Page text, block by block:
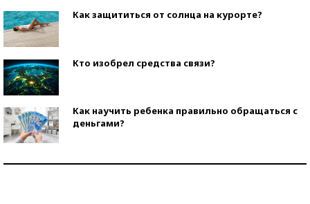
Как защититься от солнца на курорте?
Кто изобрел средства связи?
Как научить ребенка правильно обращаться с
деньгами?